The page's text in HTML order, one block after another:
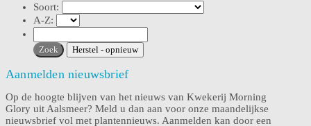
Soort:
A-Z:
Aanmelden nieuwsbrief
Op de hoogte blijven van het nieuws van Kwekerij Morning
Glory uit Aalsmeer? Meld u dan aan voor onze maandelijkse
nieuwsbrief vol met plantennieuws. Aanmelden kan door een